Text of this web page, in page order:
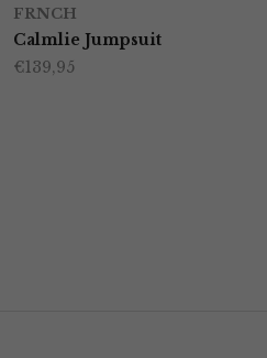
FRNCH
Calmlie Jumpsuit
€139,95